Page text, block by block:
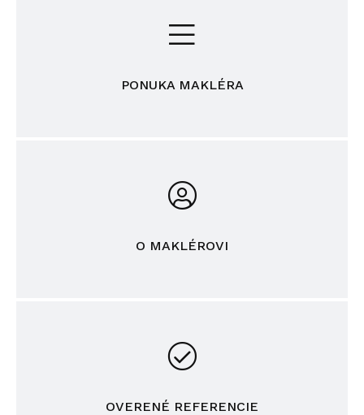
PONUKA MAKLÉRA
O MAKLÉROVI
OVERENÉ REFERENCIE